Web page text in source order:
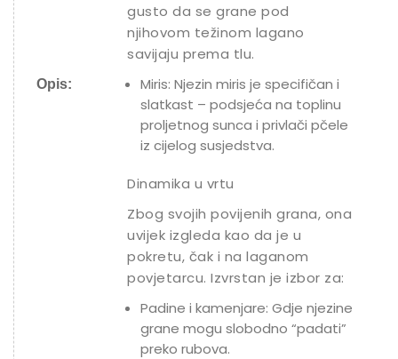
Opis:
gusto da se grane pod
njihovom težinom lagano
savijaju prema tlu.
Miris: Njezin miris je specifičan i
slatkast – podsjeća na toplinu
proljetnog sunca i privlači pčele
iz cijelog susjedstva.
Dinamika u vrtu
Zbog svojih povijenih grana, ona
uvijek izgleda kao da je u
pokretu, čak i na laganom
povjetarcu. Izvrstan je izbor za:
Padine i kamenjare: Gdje njezine
grane mogu slobodno “padati”
preko rubova.